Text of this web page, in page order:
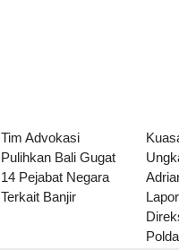
Tim Advokasi
Pulihkan Bali Gugat
14 Pejabat Negara
Terkait Banjir